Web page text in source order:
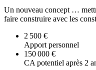
Un nouveau concept …
faire construire avec les
2 500 €
Apport personnel
150 000 €
CA potentiel après 2